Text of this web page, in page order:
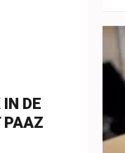
DE
PAAZ